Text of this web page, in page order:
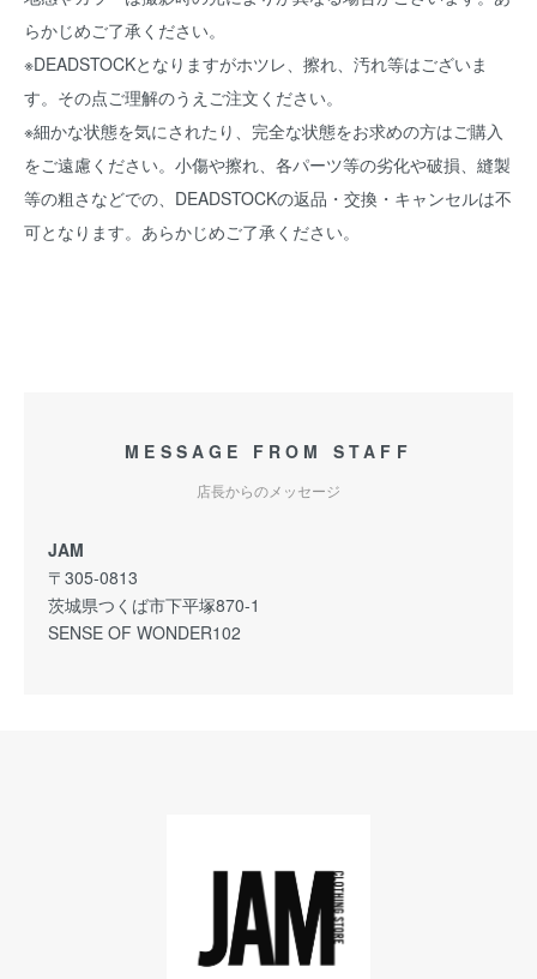
らかじめご了承ください。
※DEADSTOCKとなりますがホツレ、擦れ、汚れ等はございま
す。その点ご理解のうえご注文ください。
※細かな状態を気にされたり、完全な状態をお求めの方はご購入
をご遠慮ください。小傷や擦れ、各パーツ等の劣化や破損、縫製
等の粗さなどでの、DEADSTOCKの返品・交換・キャンセルは不
可となります。あらかじめご了承ください。
MESSAGE FROM STAFF
店長からのメッセージ
JAM
〒305-0813
茨城県つくば市下平塚870-1
SENSE OF WONDER102